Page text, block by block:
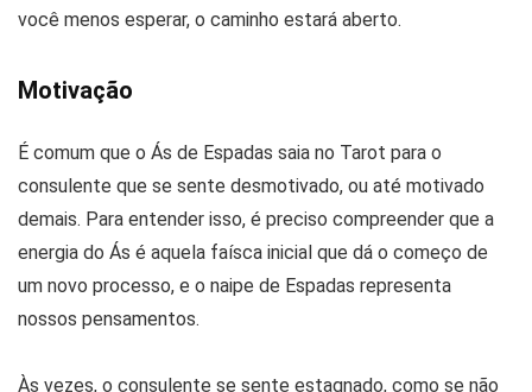
você menos esperar, o caminho estará aberto.
Motivação
É comum que o Ás de Espadas saia no Tarot para o
consulente que se sente desmotivado, ou até motivado
demais. Para entender isso, é preciso compreender que a
energia do Ás é aquela faísca inicial que dá o começo de
um novo processo, e o naipe de Espadas representa
nossos pensamentos.
Às vezes, o consulente se sente estagnado, como se não